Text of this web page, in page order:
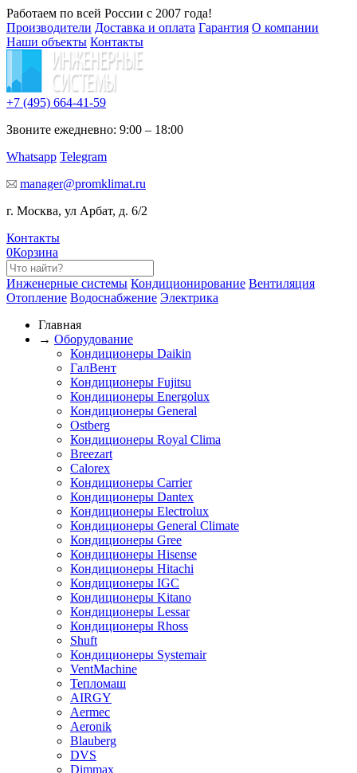
Работаем по всей России с 2007 года!
Производители Доставка и оплата Гарантия О компании
Наши объекты Контакты
+7 (495) 664-41-59
Звоните ежедневно: 9:00 – 18:00
Whatsapp Telegram
manager@promklimat.ru
г. Москва, ул Арбат, д. 6/2
Контакты
0Корзина
Инженерные системы Кондиционирование Вентиляция
Отопление Водоснабжение Электрика
Главная
→ Оборудование
Кондиционеры Daikin
ГалВент
Кондиционеры Fujitsu
Кондиционеры Energolux
Кондиционеры General
Ostberg
Кондиционеры Royal Clima
Breezart
Calorex
Кондиционеры Carrier
Кондиционеры Dantex
Кондиционеры Electrolux
Кондиционеры General Climate
Кондиционеры Gree
Кондиционеры Hisense
Кондиционеры Hitachi
Кондиционеры IGC
Кондиционеры Kitano
Кондиционеры Lessar
Кондиционеры Rhoss
Shuft
Кондиционеры Systemair
VentMachine
Тепломаш
AIRGY
Aermec
Aeronik
Blauberg
DVS
Dimmax